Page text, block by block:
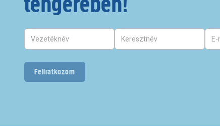
Feliratkozom